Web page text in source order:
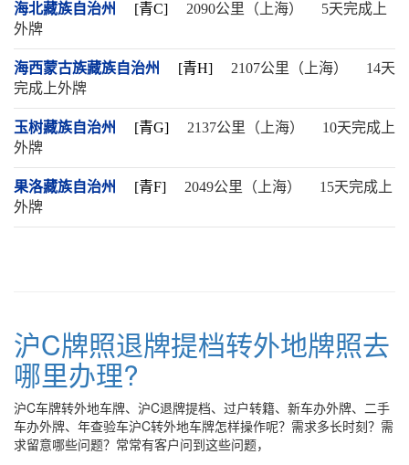
海北藏族自治州 [青C] 2090公里（上海）
5天完成上
外牌
海西蒙古族藏族自治州 [青H] 2107公里（上海）
14天
完成上外牌
玉树藏族自治州 [青G] 2137公里（上海）
10天完成上
外牌
果洛藏族自治州 [青F] 2049公里（上海）
15天完成上
外牌
沪C牌照退牌提档转外地牌照去
哪里办理?
沪C车牌转外地车牌、沪C退牌提档、过户转籍、新车办外牌、二手
车办外牌、年查验车沪C转外地车牌怎样操作呢？需求多长时刻？需
求留意哪些问题？常常有客户问到这些问题，